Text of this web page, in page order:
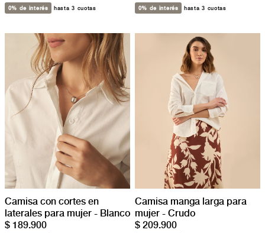
0% de interés hasta 3 cuotas 0% de interés hasta 3 cuotas
Camisa con cortes en
laterales para mujer - Blanco
$ 189.900
Camisa manga larga para
mujer - Crudo
$ 209.900